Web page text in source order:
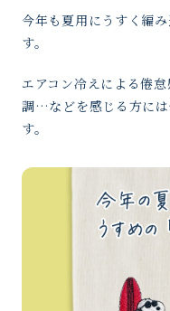
今年も夏用にうすく編
す。
エアコン冷えによる倦
調…などを感じる方には
す。